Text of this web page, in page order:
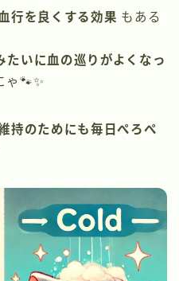
血行を良くする効果 もある
たいに血の巡りがよくなっ
ゃ🐾✨
持のためにも毎日ぺろぺ